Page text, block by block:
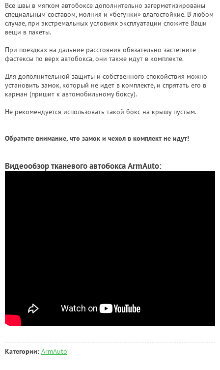
Все швы в мягком автобоксе дополнительно загерметизированы
специальным составом, молния и «бегунки» влагостойкие. В любом
случае, при экстремальных условиях эксплуатации сложите Ваши
вещи в пакеты.
При поездках на дальние расстояния обязательно застегните
фастексы по верх автобокса, они также идут в комплекте.
Для дополнительной защиты и собственного спокойствия можно
установить замок, который не идет в комплекте, и спрятать его в
карман (пришит к автомобильному боксу).
Не рекомендуется использовать такой бокс на крышу пустым.
Обратите внимание, что замок и чехол в комплект не идут!
Видеообзор тканевого автобокса ArmAuto:
Категории: ArmAuto